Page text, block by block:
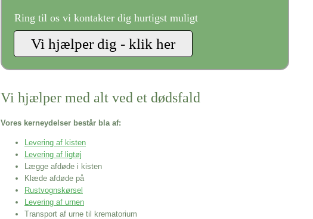
Ring til os vi kontakter dig hurtigst muligt
Vi hjælper med alt ved et dødsfald
Vores kerneydelser består bla af:
Levering af kisten
Levering af ligtøj
Lægge afdøde i kisten
Klæde afdøde på
Rustvognskørsel
Levering af urnen
Transport af urne til krematorium